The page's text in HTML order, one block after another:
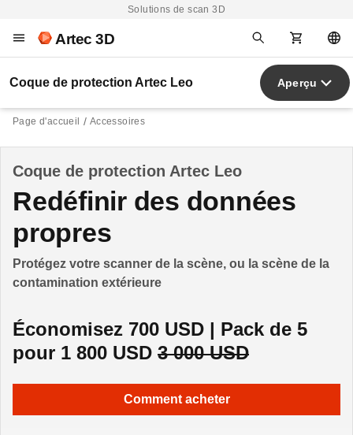
Solutions de scan 3D
Artec 3D
Coque de protection Artec Leo Aperçu
Page d'accueil Accessoires
Coque de protection Artec Leo
Redéfinir des données
propres
Protégez votre scanner de la scène, ou la scène de la
contamination extérieure
Économisez 700 USD | Pack de 5
pour 1 800 USD 3 000 USD
Comment acheter